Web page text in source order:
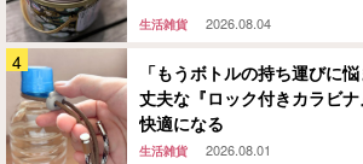
生活雑貨 2026.08.04
「もうボトルの持ち運びに
丈夫な『ロック付きカラビ
快適になる
生活雑貨 2026.08.01